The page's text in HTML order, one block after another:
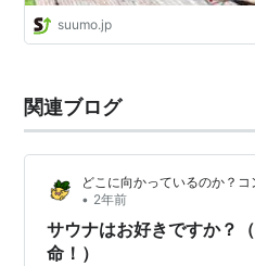
suumo.jp
関連ブログ
どこに向かっているのか？
• 2年前
サウナはお好きですか？
命！）